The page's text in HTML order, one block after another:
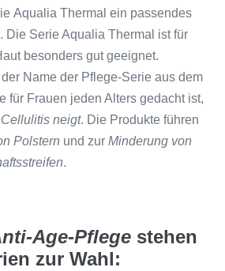
Aqualia Thermal ein passendes
Die Serie Aqualia Thermal ist für
besonders gut geeignet.
Name der Pflege-Serie aus dem
für Frauen jeden Alters gedacht ist,
neigt. Die Produkte führen
Polstern und zur Minderung von
.
Age-Pflege stehen
zur Wahl: